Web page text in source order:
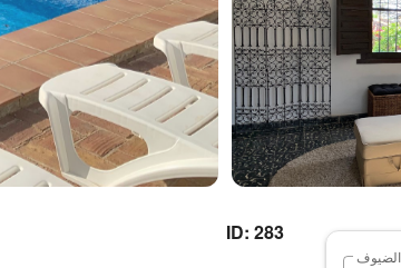
ID: 283